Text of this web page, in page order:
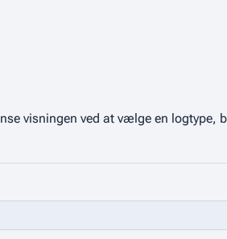
visningen ved at vælge en logtype,